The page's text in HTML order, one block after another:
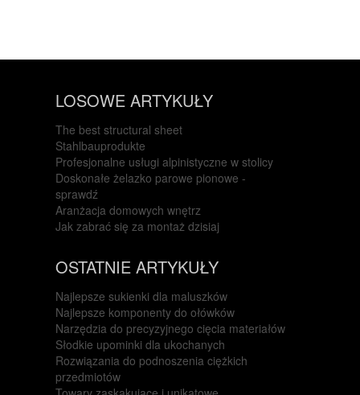
LOSOWE ARTYKUŁY
The best structural sheet
Stahlbauprodukte
Profesjonalne usługi alpinistyczne w stolicy
Doskonałe żelazko parowe pionowe -
sprawdź
Aranżacja domowych wnętrz
Jak zabrać się za montaż dzisiaj
OSTATNIE ARTYKUŁY
Najlepsze sukienki dla maluszków
Najlepsze komponenty do ołówków
Narzędzia do precyzyjnego cięcia materiałów
Słodkie upominki dla ukochanych
Rozwiązania do podnoszenia ciężkich
przedmiotów